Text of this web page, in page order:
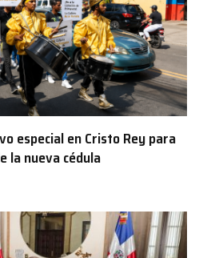
especial en Cristo Rey para
la nueva cédula